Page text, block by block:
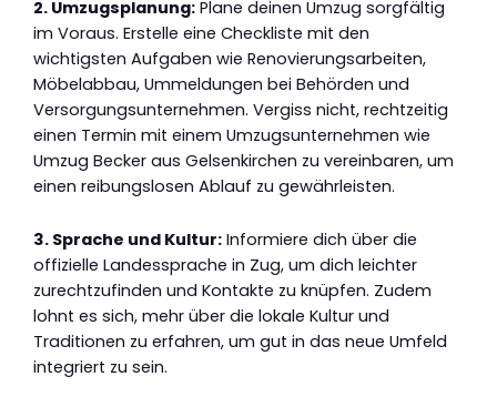
2. Umzugsplanung: Plane deinen Umzug sorgfältig
im Voraus. Erstelle eine Checkliste mit den
wichtigsten Aufgaben wie Renovierungsarbeiten,
Möbelabbau, Ummeldungen bei Behörden und
Versorgungsunternehmen. Vergiss nicht, rechtzeitig
einen Termin mit einem Umzugsunternehmen wie
Umzug Becker aus Gelsenkirchen zu vereinbaren, um
einen reibungslosen Ablauf zu gewährleisten.
3. Sprache und Kultur: Informiere dich über die
offizielle Landessprache in Zug, um dich leichter
zurechtzufinden und Kontakte zu knüpfen. Zudem
lohnt es sich, mehr über die lokale Kultur und
Traditionen zu erfahren, um gut in das neue Umfeld
integriert zu sein.